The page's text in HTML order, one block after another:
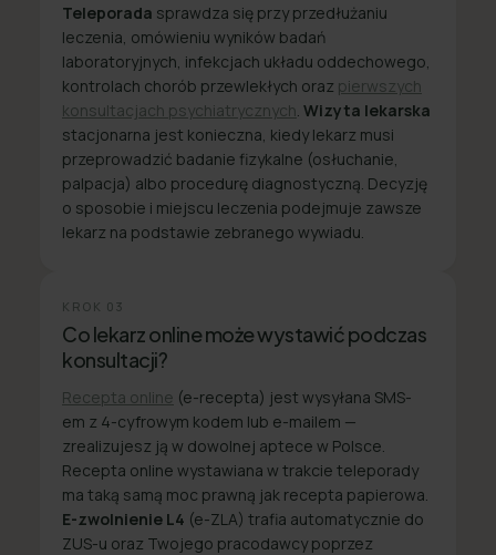
Teleporada sprawdza się przy przedłużaniu
leczenia, omówieniu wyników badań
laboratoryjnych, infekcjach układu oddechowego,
kontrolach chorób przewlekłych oraz pierwszych
konsultacjach psychiatrycznych Wizyta lekarska
stacjonarna jest konieczna, kiedy lekarz musi
przeprowadzić badanie fizykalne (osłuchanie,
palpacja) albo procedurę diagnostyczną. Decyzję
o sposobie i miejscu leczenia podejmuje zawsze
lekarz na podstawie zebranego wywiadu.
KROK 03
Co lekarz online może wystawić podczas
konsultacji?
Recepta online (e-recepta) jest wysyłana SMS-
em z 4-cyfrowym kodem lub e-mailem —
zrealizujesz ją w dowolnej aptece w Polsce.
Recepta online wystawiana w trakcie teleporady
ma taką samą moc prawną jak recepta papierowa.
E-zwolnienie L4 (e-ZLA) trafia automatycznie do
ZUS-u oraz Twojego pracodawcy poprzez